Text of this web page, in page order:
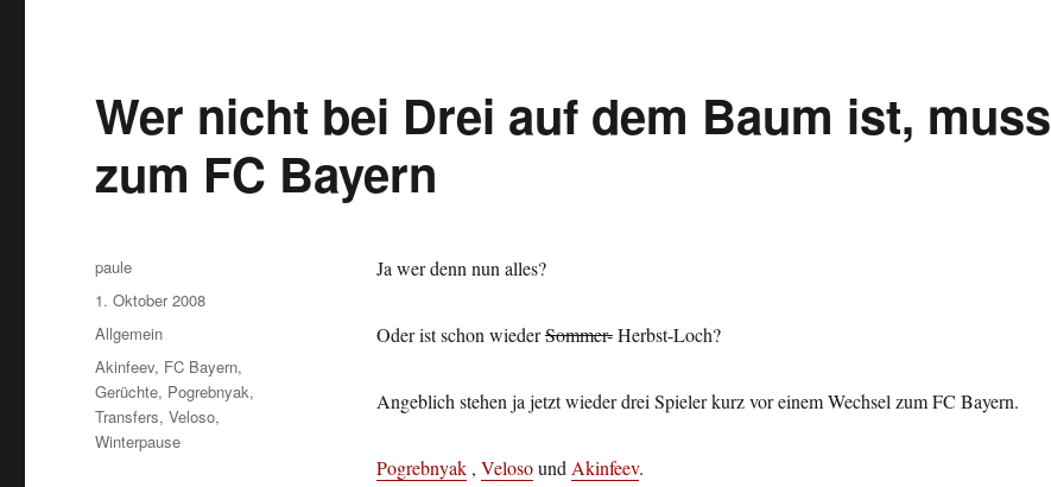
Wer nicht bei Drei auf dem Baum ist, muss
zum FC Bayern
Ja wer denn nun alles?
Oder ist schon wiederSommer-Herbst-Loch?
Angeblich stehen ja jetzt wieder drei Spieler kurz vor einem Wechsel zum FC Bayern.
Pogrebnyak, VelosoundAkinfeev.
Autor
paule
Veröffentlicht
am
1. Oktober 2008
Kategorien
Allgemein
Schlagwörter
Akinfeev, FC Bayern,
Gerüchte, Pogrebnyak,
Transfers,Veloso,
Winterpause